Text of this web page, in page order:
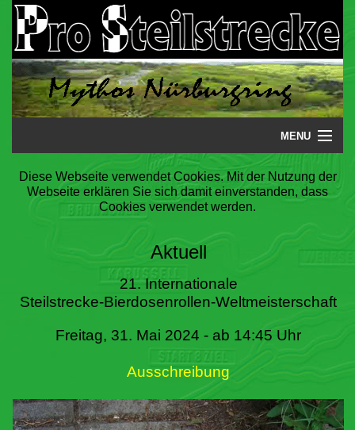
MENU
Startseite
Steilstrecke
Literatur
Termine
Diese Webseite verwendet Cookies. Mit der Nutzung der
Webseite erklären Sie sich damit einverstanden, dass
Cookies verwendet werden.
Aktuell
21. Internationale
Steilstrecke-Bierdosenrollen-Weltmeisterschaft
Freitag, 31. Mai 2024 - ab 14:45 Uhr
Ausschreibung